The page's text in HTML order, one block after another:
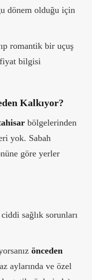
dönem olduğu için
romantik bir uçuş
bilgisi
Kalkıyor?
bölgelerinden
yok. Sabah
göre yerler
sağlık sorunları
önceden
aylarında ve özel